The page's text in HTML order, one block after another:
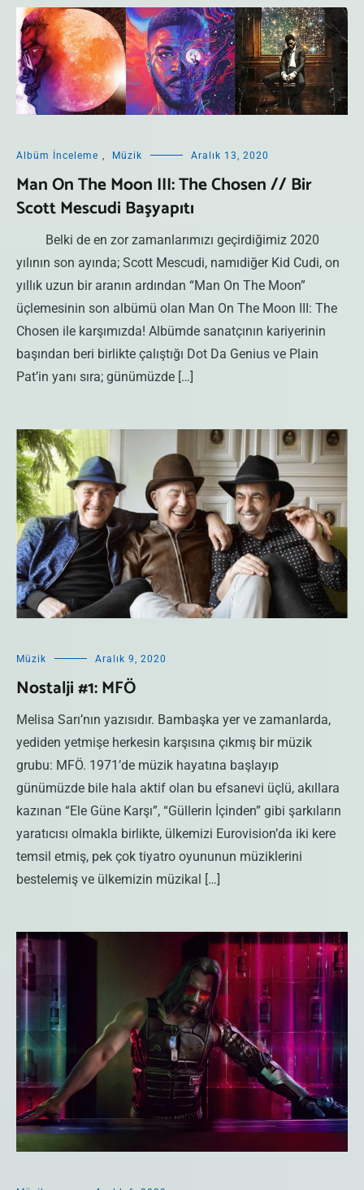
Albüm İnceleme , Müzik Aralık 13, 2020
Man On The Moon III: The Chosen // Bir
Scott Mescudi Başyapıtı
Belki de en zor zamanlarımızı geçirdiğimiz 2020
yılının son ayında; Scott Mescudi, namıdiğer Kid Cudi, on
yıllık uzun bir aranın ardından “Man On The Moon”
üçlemesinin son albümü olan Man On The Moon III: The
Chosen ile karşımızda! Albümde sanatçının kariyerinin
başından beri birlikte çalıştığı Dot Da Genius ve Plain
Pat’in yanı sıra; günümüzde […]
Müzik Aralık 9, 2020
Nostalji #1: MFÖ
Melisa Sarı’nın yazısıdır. Bambaşka yer ve zamanlarda,
yediden yetmişe herkesin karşısına çıkmış bir müzik
grubu: MFÖ. 1971’de müzik hayatına başlayıp
günümüzde bile hala aktif olan bu efsanevi üçlü, akıllara
kazınan “Ele Güne Karşı”, “Güllerin İçinden” gibi şarkıların
yaratıcısı olmakla birlikte, ülkemizi Eurovision’da iki kere
temsil etmiş, pek çok tiyatro oyununun müziklerini
bestelemiş ve ülkemizin müzikal […]